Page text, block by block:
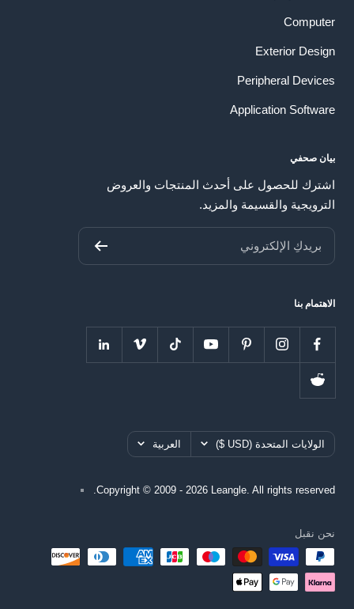
Computer
Exterior Design
Peripheral Devices
Application Software
بيان صحفي
اشترك للحصول على أحدث المنتجات والعروض
الترويجية والقسيمة والمزيد.
بريدكِ الإلكتروني
الاهتمام بنا
بلدالولايات المتحدة (USD $) اللغهالعربية
Copyright © 2009 - 2026 Leangle. All rights reserved.
نحن نقبل